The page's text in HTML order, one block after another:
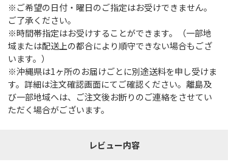
※ご希望の日付・曜日のご指定はお受けできません。
ご了承ください。
※時間帯指定はお受けすることができます。（一部地
域または配送上の都合により順守できない場合もござ
います。）
※沖縄県は1ヶ所のお届けごとに別途送料を申し受けま
す。詳細は注文確認画面にてご確認ください。離島及
び一部地域へは、ご注文後お断りのご連絡をさせてい
ただく場合がございます。
レビュー内容